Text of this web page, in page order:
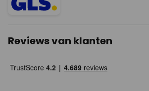
Reviews van klanten